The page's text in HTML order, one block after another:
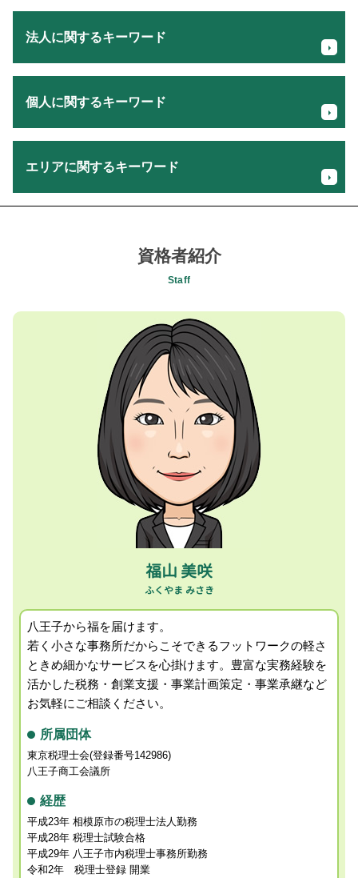
法人に関するキーワード
事業承継 個人事業主
事業譲渡 手続き
法人 個人 贈与
クラウド会計 対応
m&a メリット
事業計画 収支計画
創業融資 自己資金なし
企業 節税対策
後継者 育成 課題
事業継承 コンサルティング
事業計画書 書き方 飲食店
個人に関するキーワード
株 確定申告
贈与税 申告
確定申告 必要書類
法人化 節税 メリット
確定申告 還付金
法人 相続税 対策
相続税 生前 贈与
税理士 会社設立
相続税 控除対象
起業 税理士
贈与税 節税
確定申告 しないとどうなる
エリアに関するキーワード
記帳代行 税理士 相談 八王子市
相続税申告 税理士 相談 日野市
事業承継コンサルティング 税理士 相談 国立市
経営者所得税確定申告 税理士 相談 昭島市
創業支援 税理士 相談 八王子市
相続税対策 税理士 相談 日野市
税務顧問 税理士 相談 日野市
相続税対策 税理士 相談 八王子市
融資サポート 税理士 相談 日野市
会社設立支援 税理士 相談 町田市
事業計画策定 税理士 相談 国立市
贈与税申告 税理士 相談 国立市
セカンドオピニオン 税理士 相談 相模原市
経理担当者会計指導 税理士 相談 相模原市
キャッシュフロー 税理士 相談 日野市
経理担当者会計指導 税理士 相談 日野市
資格者紹介
Staff
福山 美咲
八王子から福を届けます。
若く小さな事務所だからこそできるフットワークの軽さ
ときめ細かなサービスを心掛けます。 豊富な実務経験を
活かした税務・創業支援・事業計画策定・事業承継など
お気軽にご相談ください。
所属団体
東京税理士会(登録番号142986)
八王子商工会議所
経歴
平成23年 相模原市の税理士法人勤務
平成28年 税理士試験合格
平成29年 八王子市内税理士事務所勤務
令和2年 税理士登録 開業